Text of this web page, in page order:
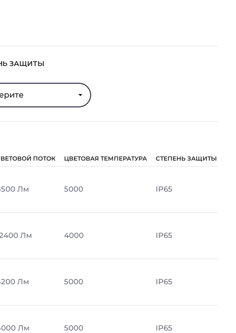
ЗАЩИТЫ
ПОТОК ЦВЕТОВАЯ ТЕМПЕРАТУРА СТЕПЕНЬ ЗАЩИТЫ
Лм 5000 IP65
Лм 4000 IP65
Лм 5000 IP65
Лм 5000 IP65